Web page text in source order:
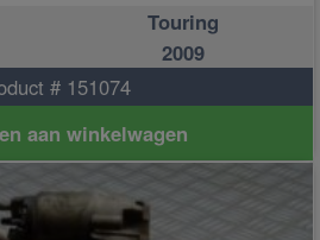
Touring
2009
# 151074
aan winkelwagen